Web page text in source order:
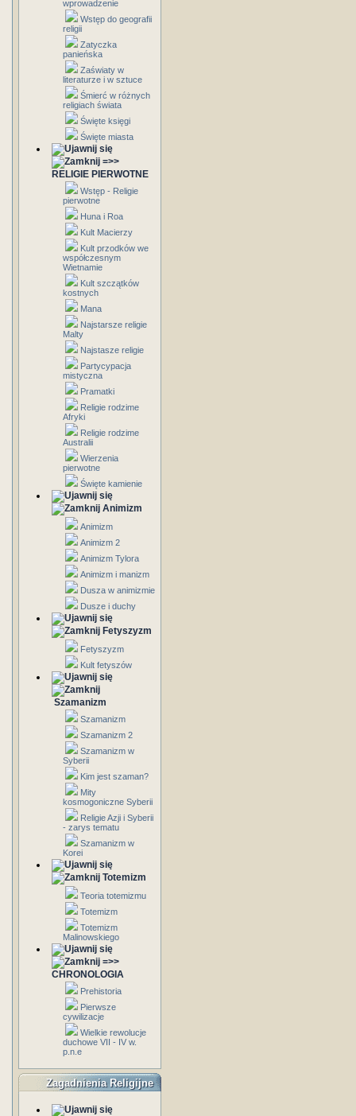
wprowadzenie
Wstęp do geografii
religii
Zatyczka
panieńska
Zaświaty w
literaturze i w sztuce
Śmierć w różnych
religiach świata
Święte księgi
Święte miasta
=>>
RELIGIE PIERWOTNE
Wstęp - Religie
pierwotne
Huna i Roa
Kult Macierzy
Kult przodków we
współczesnym
Wietnamie
Kult szczątków
kostnych
Mana
Najstarsze religie
Malty
Najstasze religie
Partycypacja
mistyczna
Pramatki
Religie rodzime
Afryki
Religie rodzime
Australii
Wierzenia
pierwotne
Święte kamienie
Animizm
Animizm
Animizm 2
Animizm Tylora
Animizm i manizm
Dusza w animizmie
Dusze i duchy
Fetyszyzm
Fetyszyzm
Kult fetyszów
Szamanizm
Szamanizm
Szamanizm 2
Szamanizm w
Syberii
Kim jest szaman?
Mity
kosmogoniczne Syberii
Religie Azji i Syberii
- zarys tematu
Szamanizm w
Korei
Totemizm
Teoria totemizmu
Totemizm
Totemizm
Malinowskiego
=>>
CHRONOLOGIA
Prehistoria
Pierwsze
cywilizacje
Wielkie rewolucje
duchowe VII - IV w.
p.n.e
Zagadnienia Religijne